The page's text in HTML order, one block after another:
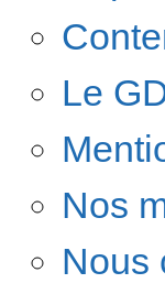
Le
Nos
Nous